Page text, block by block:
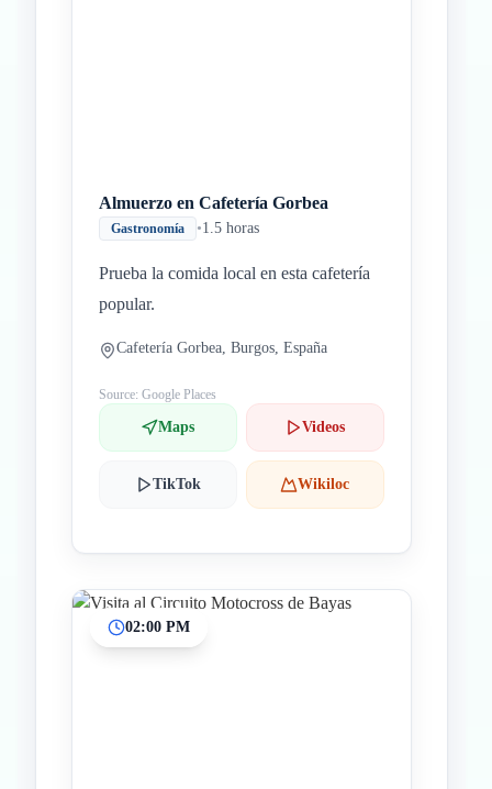
Almuerzo en Cafetería Gorbea
Gastronomía •1.5 horas
Prueba la comida local en esta cafetería
popular.
Cafetería Gorbea, Burgos, España
Source: Google Places
Maps Videos
TikTok Wikiloc
02:00 PM